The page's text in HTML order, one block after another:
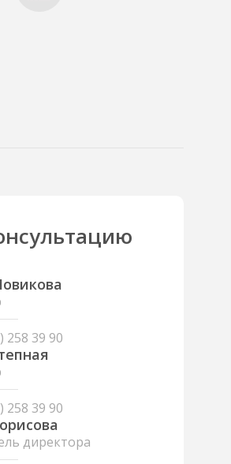
258 39 90
258 39 90
директора